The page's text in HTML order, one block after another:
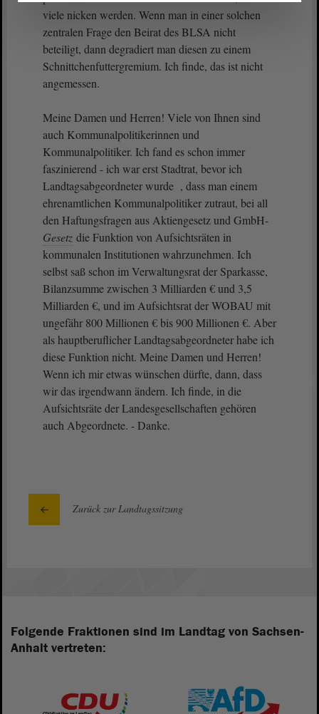
viele nicken werden. Wenn man in einer solchen
zentralen Frage den Beirat des BLSA nicht
beteiligt, dann degradiert man diesen zu einem
Schnittchenfuttergremium. Ich finde, das ist nicht
angemessen.
Meine Damen und Herren! Viele von Ihnen sind
auch Kommunalpolitikerinnen und
Kommunalpolitiker. Ich fand es schon immer
faszinierend - ich war erst Stadtrat, bevor ich
Landtagsabgeordneter wurde , dass man einem
ehrenamtlichen Kommunalpolitiker zutraut, bei all
den Haftungsfragen aus Aktiengesetz und GmbH-
Gesetz die Funktion von Aufsichtsräten in
kommunalen Institutionen wahrzunehmen. Ich
selbst saß schon im Verwaltungsrat der Sparkasse,
Bilanzsumme zwischen 3 Milliarden € und 3,5
Milliarden €, und im Aufsichtsrat der WOBAU mit
ungefähr 800 Millionen € bis 900 Millionen €. Aber
als hauptberuflicher Landtagsabgeordneter habe ich
diese Funktion nicht. Meine Damen und Herren!
Wenn ich mir etwas wünschen dürfte, dann, dass
wir das irgendwann ändern. Ich finde, in die
Aufsichtsräte der Landesgesellschaften gehören
auch Abgeordnete. - Danke.
Zurück zur Landtagssitzung
Folgende Fraktionen sind im Landtag von Sachsen-
Anhalt vertreten: